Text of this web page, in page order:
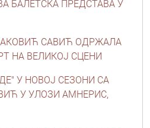
БАЛЕТСКА ПРЕДСТАВА У
САВИЋ ОДРЖАЛА
НА ВЕЛИКОЈ СЦЕНИ
У НОВОЈ СЕЗОНИ СА
У УЛОЗИ АМНЕРИС,